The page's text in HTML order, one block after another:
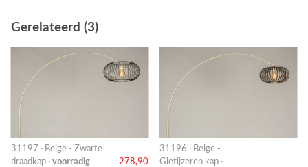
Gerelateerd (3)
31197 · Beige - Zwarte
draadkap · voorradig 278,90
31196 · Beige -
Gietijzeren kap ·